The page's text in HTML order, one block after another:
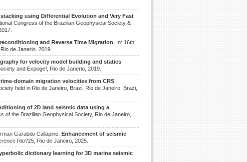
using Differential Evolution and Very Fast
Congress of the Brazilian Geophysical Society &
and Reverse Time Migration , In: 16th
de Janerio, 2019.
for velocity model building and statics
and Expogef, Rio de Janerio, 2019.
domain migration velocities from CRS
held in Rio de Janeiro, Brazi, Rio de Janeiro, Brazi,
of 2D land seismic data using a
of the Brazilian Geophysical Society, Rio de Janeiro,
Garabito Callapino. Enhancement of seismic
Rio?25, Rio de Janeiro, 2025.
dictionary learning for 3D marine seismic